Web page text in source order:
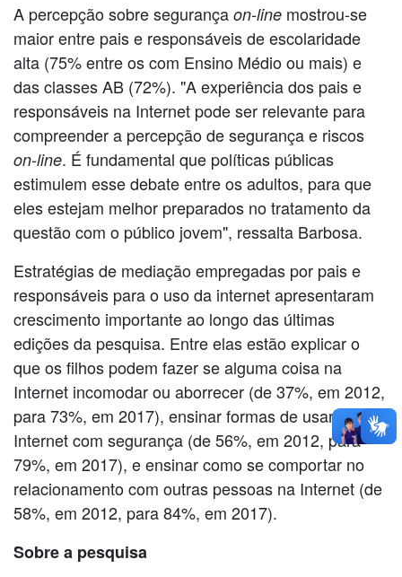
A percepção sobre segurança on-line mostrou-se
maior entre pais e responsáveis de escolaridade
alta (75% entre os com Ensino Médio ou mais) e
das classes AB (72%). "A experiência dos pais e
responsáveis na Internet pode ser relevante para
compreender a percepção de segurança e riscos
on-line. É fundamental que políticas públicas
estimulem esse debate entre os adultos, para que
eles estejam melhor preparados no tratamento da
questão com o público jovem", ressalta Barbosa.
Estratégias de mediação empregadas por pais e
responsáveis para o uso da internet apresentaram
crescimento importante ao longo das últimas
edições da pesquisa. Entre elas estão explicar o
que os filhos podem fazer se alguma coisa na
Internet incomodar ou aborrecer (de 37%, em 2012,
para 73%, em 2017), ensinar formas de usar a
Internet com segurança (de 56%, em 2012, para
79%, em 2017), e ensinar como se comportar no
relacionamento com outras pessoas na Internet (de
58%, em 2012, para 84%, em 2017).
Sobre a pesquisa